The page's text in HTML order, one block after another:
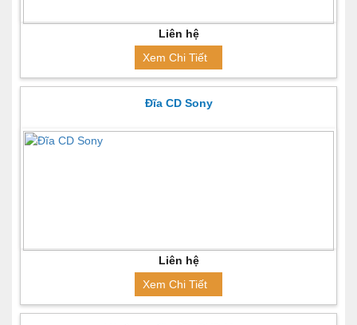
Liên hệ
Xem Chi Tiết
Đĩa CD Sony
Liên hệ
Xem Chi Tiết